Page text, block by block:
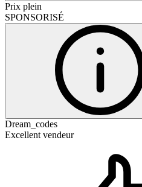
Prix plein
SPONSORISÉ
Dream_codes
Excellent vendeur